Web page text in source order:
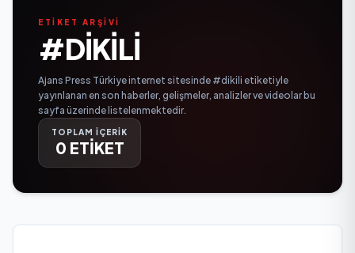
ETİKET ARŞİVİ
#DIKILI
Ajans Press Türkiye internet sitesinde #dikili etiketiyle
yayınlanan en son haberler, gelişmeler, analizler ve videolar bu
sayfa üzerinde listelenmektedir.
TOPLAM İÇERİK
0 ETİKET